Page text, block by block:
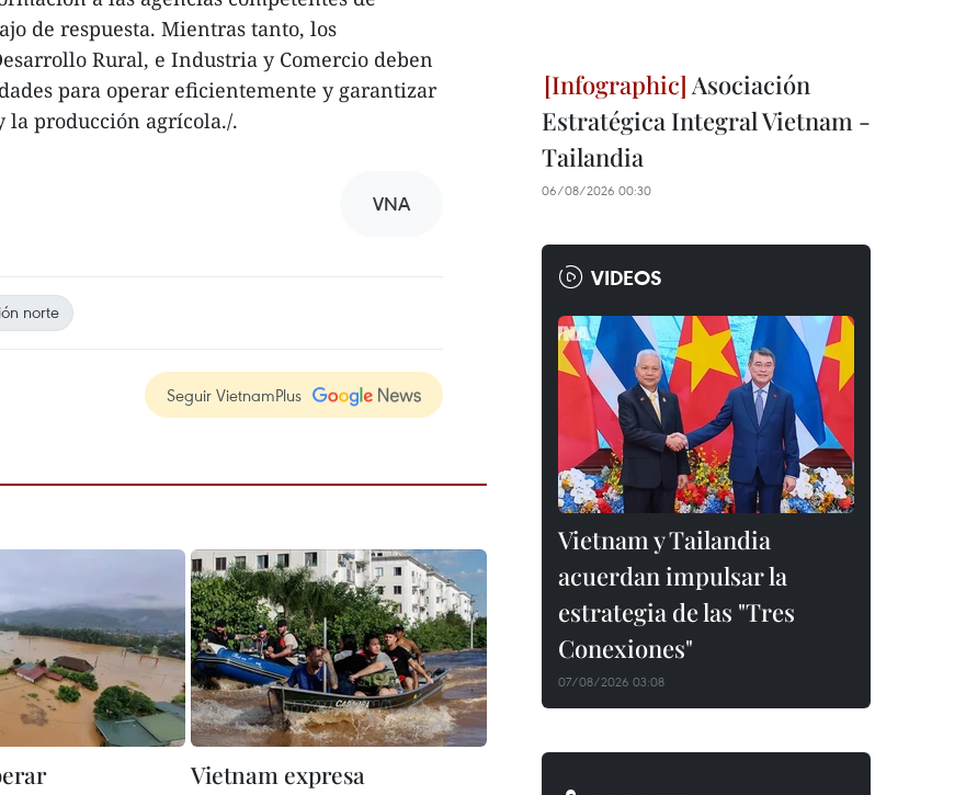
de respuesta. Mientras tanto, los
Rural, e Industria y Comercio deben
para operar eficientemente y garantizar
la producción agrícola./.
VNA
norte
Seguir VietnamPlus
Vietnam expresa
Asociación
Estratégica Integral Vietnam -
Tailandia
06/08/2026 00:30
VIDEOS
Vietnam y Tailandia
acuerdan impulsar la
estrategia de las "Tres
Conexiones"
07/08/2026 03:08